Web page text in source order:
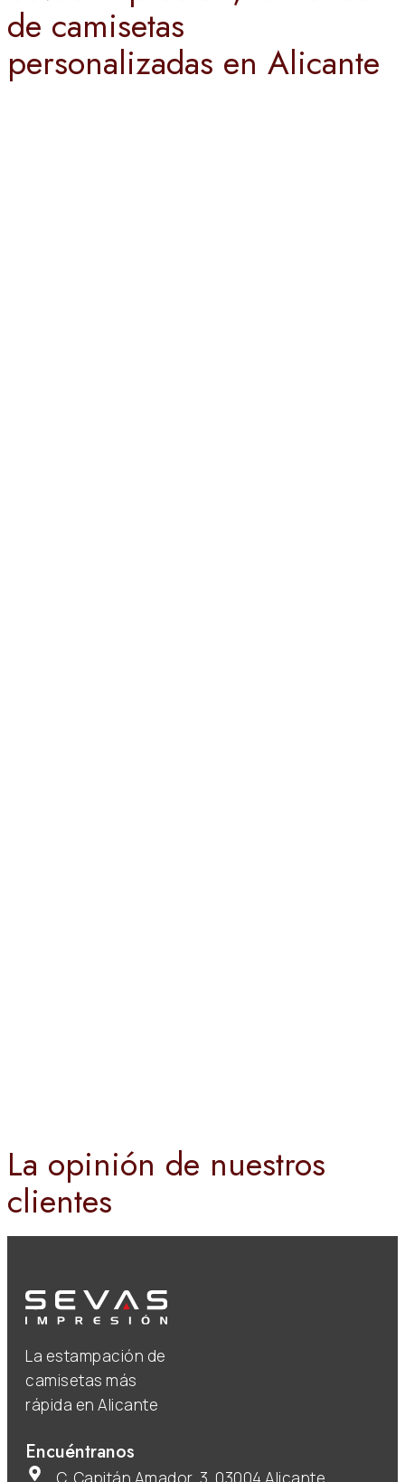
de camisetas
personalizadas en Alicante
La opinión de nuestros
clientes
La estampación de
camisetas más
rápida en Alicante
Encuéntranos